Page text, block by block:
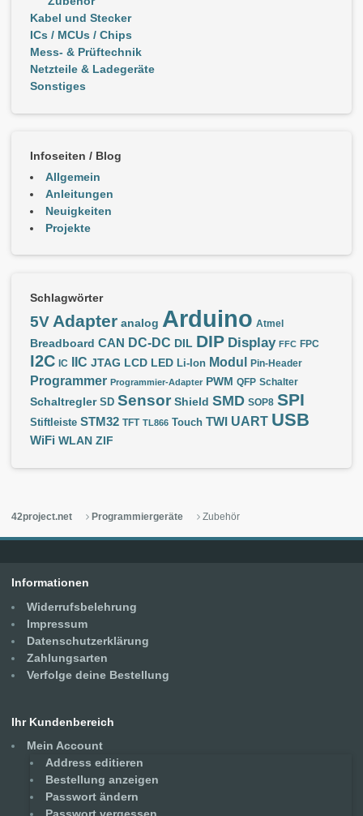
Kabel und Stecker
ICs / MCUs / Chips
Mess- & Prüftechnik
Netzteile & Ladegeräte
Sonstiges
Infoseiten / Blog
Allgemein
Anleitungen
Neuigkeiten
Projekte
Schlagwörter
5V Adapter analog Arduino Atmel
Breadboard CAN DC-DC DIL DIP Display FFC FPC
I2C IC IIC JTAG LCD LED Li-Ion Modul Pin-Header
Programmer Programmier-Adapter PWM QFP Schalter
Schaltregler SD Sensor Shield SMD SOP8 SPI
Stiftleiste STM32 TFT TL866 Touch TWI UART USB
WiFi WLAN ZIF
42project.net Programmiergeräte Zubehör
Informationen
Widerrufsbelehrung
Impressum
Datenschutzerklärung
Zahlungsarten
Verfolge deine Bestellung
Ihr Kundenbereich
Mein Account
Address editieren
Bestellung anzeigen
Passwort ändern